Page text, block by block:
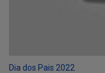
Dia dos Pais 2022